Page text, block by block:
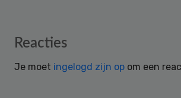
Reader
Reacties
Je moet ingelogd zijn op om een